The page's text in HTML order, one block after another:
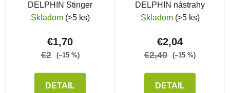
DELPHIN Stinger
Skladom (>5 ks)
€1,70
€2 (–15 %)
DETAIL
DELPHIN nástrahy
Skladom (>5 ks)
€2,04
€2,40 (–15 %)
DETAIL